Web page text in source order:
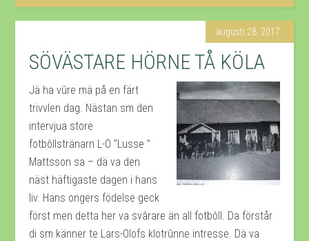
augusti 28, 2017
SÖVÄSTARE HÖRNE TÅ KÖLA
Jä ha vûre mä på en färt
trivvlen dag. Nästan sm den
intervjua store
fotbôllstränarn L-O ”Lusse ”
Mattsson sa – dä va den
näst häftigaste dagen i hans
liv. Hans ongers födelse geck
först men detta her va svârare än all fotbôll. Da förstår
di sm känner te Lars-Olofs klotrûnne intresse. Dä va